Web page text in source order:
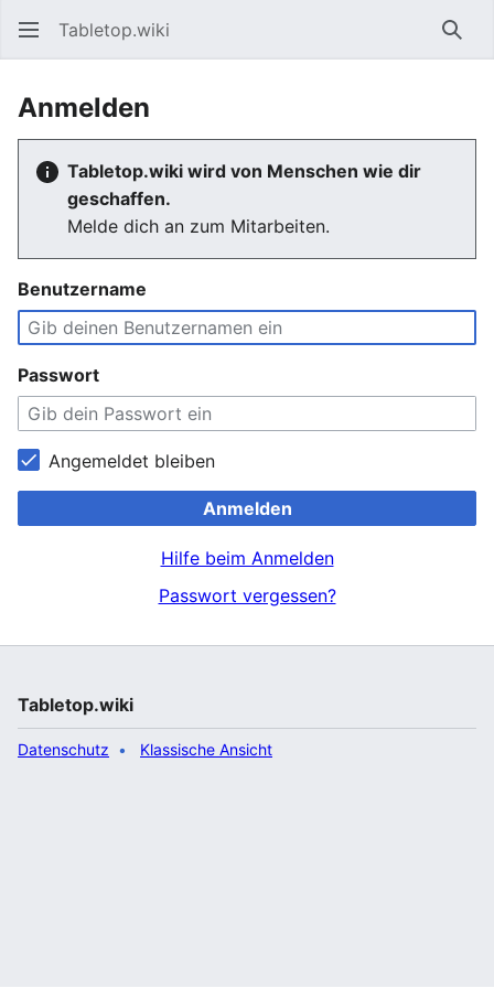
Tabletop.wiki
Anmelden
Tabletop.wiki wird von Menschen wie dir
geschaffen.
Melde dich an zum Mitarbeiten.
Benutzername
Passwort
Angemeldet bleiben
Anmelden
Hilfe beim Anmelden
Passwort vergessen?
Tabletop.wiki
Datenschutz Klassische Ansicht